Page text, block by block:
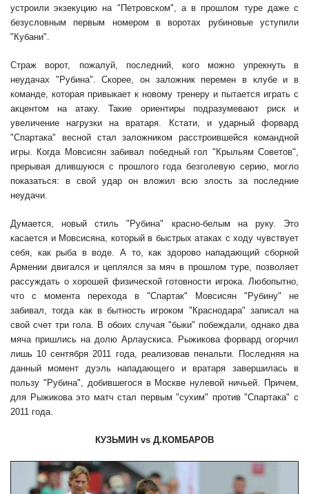
устроили экзекуцию на "Петровском", а в прошлом туре даже с
безусловным первым номером в воротах рубиновые уступили
"Кубани".
Страж ворот, пожалуй, последний, кого можно упрекнуть в
неудачах "Рубина". Скорее, он заложник перемен в клубе и в
команде, которая привыкает к новому тренеру и пытается играть с
акцентом на атаку. Такие ориентиры подразумевают риск и
увеличение нагрузки на вратаря. Кстати, и ударный форвард
"Спартака" весной стал заложником расстроившейся командной
игры. Когда Мовсисян забивал победный гол "Крыльям Советов",
прерывая длившуюся с прошлого года безголевую серию, могло
показаться: в свой удар он вложил всю злость за последние
неудачи.
Думается, новый стиль "Рубина" красно-белым на руку. Это
касается и Мовсисяна, который в быстрых атаках с ходу чувствует
себя, как рыба в воде. А то, как здорово нападающий сборной
Армении двигался и цеплялся за мяч в прошлом туре, позволяет
рассуждать о хорошей физической готовности игрока. Любопытно,
что с момента перехода в "Спартак" Мовсисян "Рубину" не
забивал, тогда как в бытность игроком "Краснодара" записал на
свой счет три гола. В обоих случая "быки" побеждали, однако два
мяча пришлись на долю Арлаускиса. Рыжикова форвард огорчил
лишь 10 сентября 2011 года, реализовав пенальти. Последняя на
данный момент дуэль нападающего и вратаря завершилась в
пользу "Рубина", добившегося в Москве нулевой ничьей. Причем,
для Рыжикова это матч стал первым "сухим" против "Спартака" с
2011 года.
КУЗЬМИН vs Д.КОМБАРОВ